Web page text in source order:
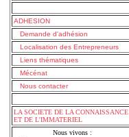
ADHESION
Demande d'adhésion
Localisation des Entrepreneurs
Liens thématiques
Mécénat
Nous contacter
LA SOCIETE DE LA CONNAISSANCE
ET DE L'IMMATERIEL
Nous vivons :